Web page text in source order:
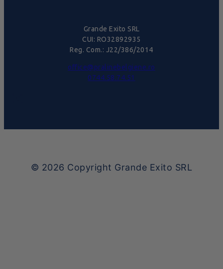
Grande Exito SRL
CUI: RO32892935
Reg. Com.: J22/386/2014
office@pralinebelgiene.ro
0744.58.74.51
© 2026 Copyright Grande Exito SRL